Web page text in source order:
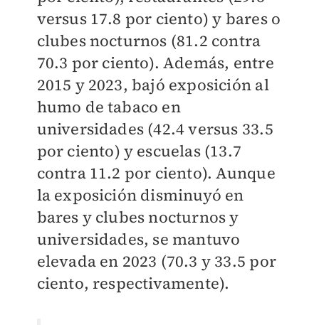
versus 17.8 por ciento) y bares o
clubes nocturnos (81.2 contra
70.3 por ciento). Además, entre
2015 y 2023, bajó exposición al
humo de tabaco en
universidades (42.4 versus 33.5
por ciento) y escuelas (13.7
contra 11.2 por ciento). Aunque
la exposición disminuyó en
bares y clubes nocturnos y
universidades, se mantuvo
elevada en 2023 (70.3 y 33.5 por
ciento, respectivamente).